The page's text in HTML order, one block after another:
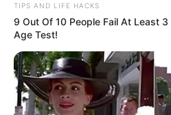
TIPS AND LIFE HACKS
9 Out Of 10 People Fail At Least
Age Test!